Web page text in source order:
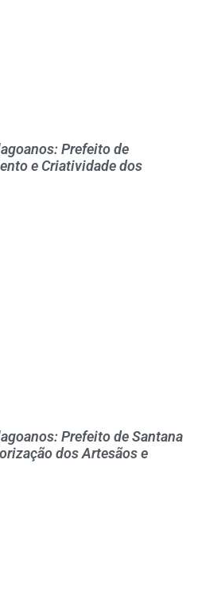
Prefeito de
e Criatividade dos
Prefeito de Santana
dos Artesãos e